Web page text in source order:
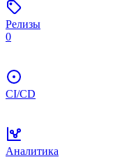
Релизы
0
CI/CD
Аналитика